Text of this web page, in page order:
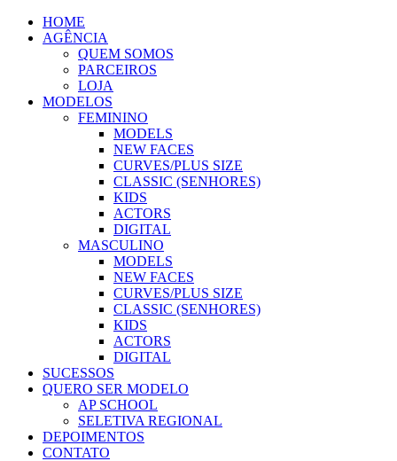
HOME
AGÊNCIA
QUEM SOMOS
PARCEIROS
LOJA
MODELOS
FEMININO
MODELS
NEW FACES
CURVES/PLUS SIZE
CLASSIC (SENHORES)
KIDS
ACTORS
DIGITAL
MASCULINO
MODELS
NEW FACES
CURVES/PLUS SIZE
CLASSIC (SENHORES)
KIDS
ACTORS
DIGITAL
SUCESSOS
QUERO SER MODELO
AP SCHOOL
SELETIVA REGIONAL
DEPOIMENTOS
CONTATO